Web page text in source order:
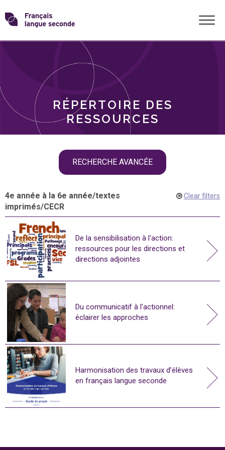
Skip
toTransformons
langue
RÉPERTOIRE DES
RESSOURCES
RECHERCHE AVANCÉE
THÈMES
4e année à la 6e année/textes
imprimés/CECR
Clear filters
De la sensibilisation à l'action:
ressources pour les directions et
directions adjointes
Du communicatif à l'actionnel:
éclairer les approches
Harmonisation des travaux d’élèves
en français langue seconde